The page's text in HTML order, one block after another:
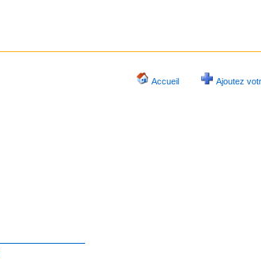
Accueil Ajoutez